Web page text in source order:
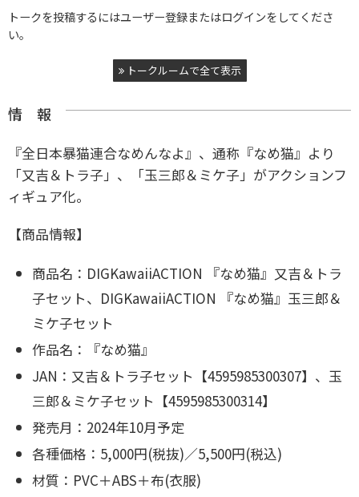
トークを投稿するにはユーザー登録またはログインをしてくださ
い。
トークルームで全て表示
情 報
『全日本暴猫連合なめんなよ』、通称『なめ猫』より
「又吉＆トラ子」、「玉三郎＆ミケ子」がアクションフ
ィギュア化。
【商品情報】
商品名：DIGKawaiiACTION 『なめ猫』又吉＆トラ
子セット、 DIGKawaiiACTION 『なめ猫』玉三郎＆
ミケ子セット
作品名：『なめ猫』
JAN：又吉＆トラ子セット【4595985300307】、 玉
三郎＆ミケ子セット【4595985300314】
発売月：2024年10月予定
各種価格：5,000円(税抜)／5,500円(税込)
材質：PVC＋ABS＋布(衣服)